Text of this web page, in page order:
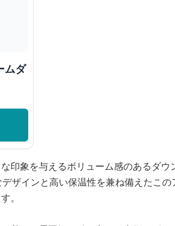
ムダ
印象を与えるボリューム感のあるダウ
ザインと高い保温性を兼ね備えたこ
。